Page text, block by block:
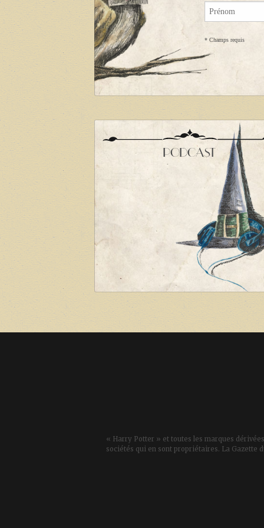
* Champs requis
PODCAST
« Harry Potter » et toutes les marques
sociétés qui en sont propriétaires. La Gazette